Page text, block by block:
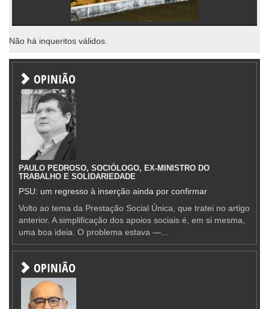
Não há inqueritos válidos.
OPINIÃO
PAULO PEDROSO, SOCIÓLOGO, EX-MINISTRO DO
TRABALHO E SOLIDARIEDADE
PSU: um regresso à inserção ainda por confirmar
Volto ao tema da Prestação Social Única, que tratei no artigo
anterior. A simplificação dos apoios sociais é, em si mesma,
uma boa ideia. O problema estava —...
OPINIÃO